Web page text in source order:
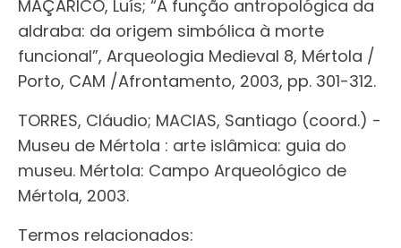
MAÇARICO, Luís; “A função antropológica da
aldraba: da origem simbólica à morte
funcional”, Arqueologia Medieval 8, Mértola /
Porto, CAM /Afrontamento, 2003, pp. 301-312.
TORRES, Cláudio; MACIAS, Santiago (coord.) -
Museu de Mértola : arte islâmica: guia do
museu. Mértola: Campo Arqueológico de
Mértola, 2003.
Termos relacionados: